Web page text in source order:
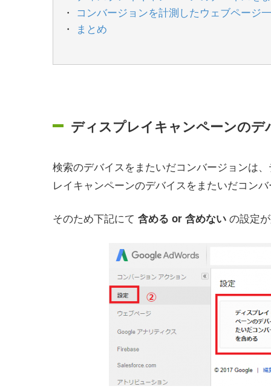
コンバージョンを計測したウェブページ
まとめ
ディスプレイキャンペーンの
検索のデバイスをまたいだコンバージョンは
レイキャンペーンのデバイスをまたいだコン
そのため下記にて 含める or 含めない の設定